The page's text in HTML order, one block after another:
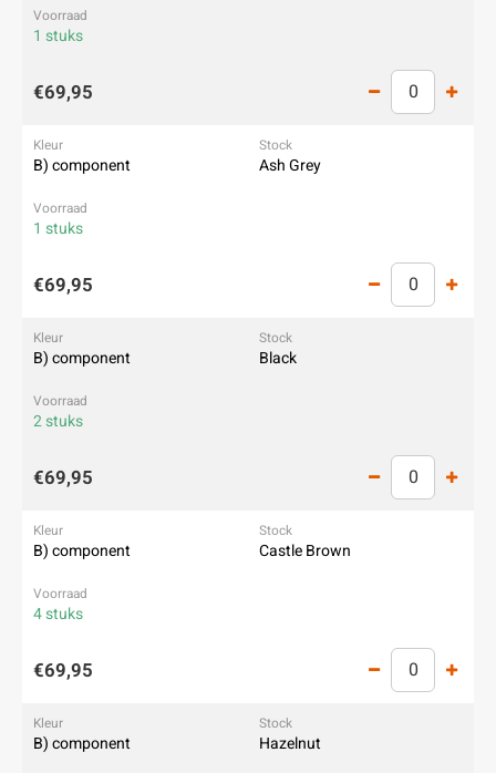
1 stuks
€69,95
B) component Ash Grey
1 stuks
€69,95
B) component Black
2 stuks
€69,95
B) component Castle Brown
4 stuks
€69,95
B) component Hazelnut